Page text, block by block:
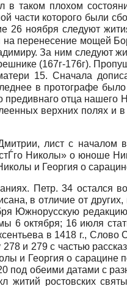
таком плохом
части которого были
26 ноября следуют
перенесение мощей
За ним следуют
(167г-176г).
15. Сначала
в протографе
предивнаго отца
верхних полях и
лист с началом
Николы» о юноше
и Георгия о
Петр. 34 остался
в отличие от
Южнорусскую
6 октября; 16 июля
в 1418 г., Слово
и 279 с частью
и Георгия о сарацине
под обеими датами с
ростовских